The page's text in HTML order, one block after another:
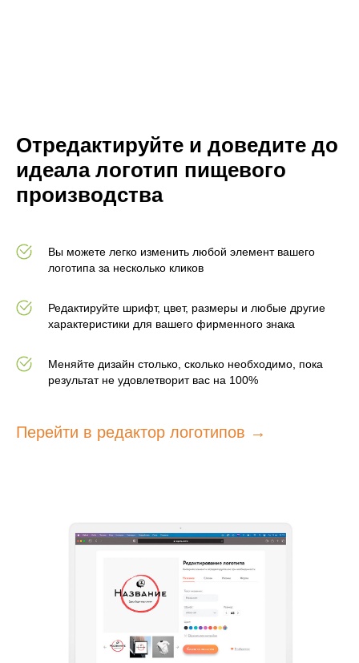
Отредактируйте и доведите до
идеала логотип пищевого
производства
Вы можете легко изменить любой элемент вашего
логотипа за несколько кликов
Редактируйте шрифт, цвет, размеры и любые другие
характеристики для вашего фирменного знака
Меняйте дизайн столько, сколько необходимо, пока
результат не удовлетворит вас на 100%
Перейти в редактор логотипов